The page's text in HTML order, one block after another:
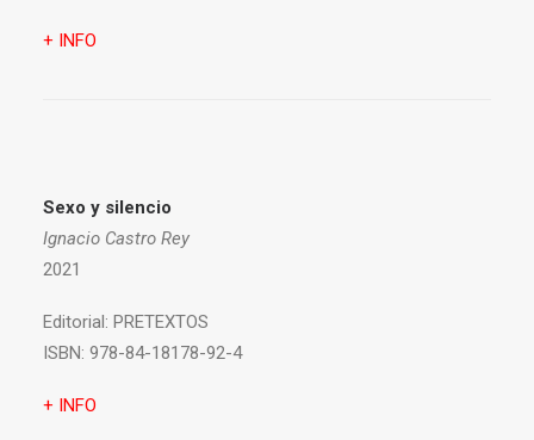
+ INFO
Sexo y silencio
Ignacio Castro Rey
2021
Editorial: PRETEXTOS
ISBN: 978-84-18178-92-4
+ INFO